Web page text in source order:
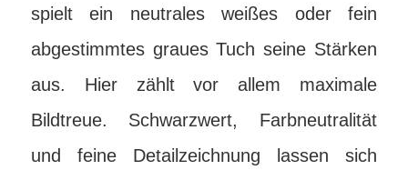
spielt ein neutrales weißes oder fein
abgestimmtes graues Tuch seine Stärken
aus. Hier zählt vor allem maximale
Bildtreue. Schwarzwert, Farbneutralität
und feine Detailzeichnung lassen sich